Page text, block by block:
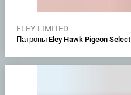
ELEY-LIMITED
Патроны Eley Hawk Pigeon Select